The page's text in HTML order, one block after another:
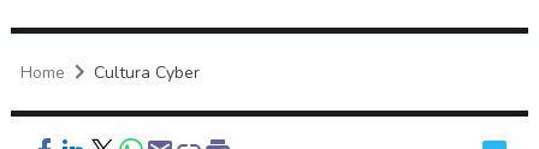
Home Cultura Cyber